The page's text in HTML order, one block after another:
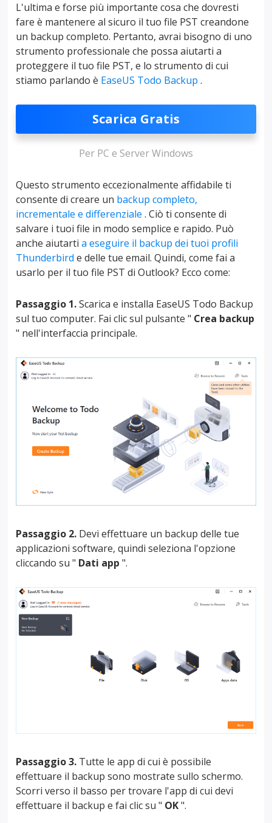
L'ultima e forse più importante cosa che dovresti
fare è mantenere al sicuro il tuo file PST creandone
un backup completo. Pertanto, avrai bisogno di uno
strumento professionale che possa aiutarti a
proteggere il tuo file PST, e lo strumento di cui
stiamo parlando è EaseUS Todo Backup .
Scarica Gratis
Per PC e Server Windows
Questo strumento eccezionalmente affidabile ti
consente di creare un backup completo,
incrementale e differenziale . Ciò ti consente di
salvare i tuoi file in modo semplice e rapido. Può
anche aiutartia eseguire il backup dei tuoi profili
Thunderbird e delle tue email. Quindi, come fai a
usarlo per il tuo file PST di Outlook? Ecco come:
Passaggio 1.Scarica e installa EaseUS Todo Backup
sul tuo computer. Fai clic sul pulsante " Crea backup
" nell'interfaccia principale.
Passaggio 2. Devi effettuare un backup delle tue
applicazioni software, quindi seleziona l'opzione
cliccando su " Dati app ".
Passaggio 3. Tutte le app di cui è possibile
effettuare il backup sono mostrate sullo schermo.
Scorri verso il basso per trovare l'app di cui devi
effettuare il backup e fai clic su " OK".